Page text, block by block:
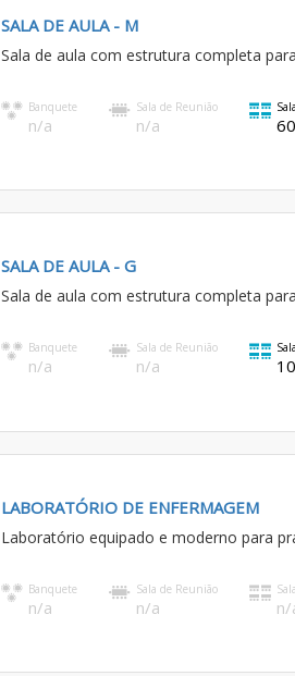
SALA DE AULA - M
Sala de aula com estrutura completa
Banquete
n/a
Sala de Reunião
n/a 60
SALA DE AULA - G
Sala de aula com estrutura completa
Banquete
n/a
Sala de Reunião
n/a
LABORATÓRIO DE ENFERMAGEM
Laboratório equipado e moderno para
Banquete
n/a
Sala de Reunião
n/a n/